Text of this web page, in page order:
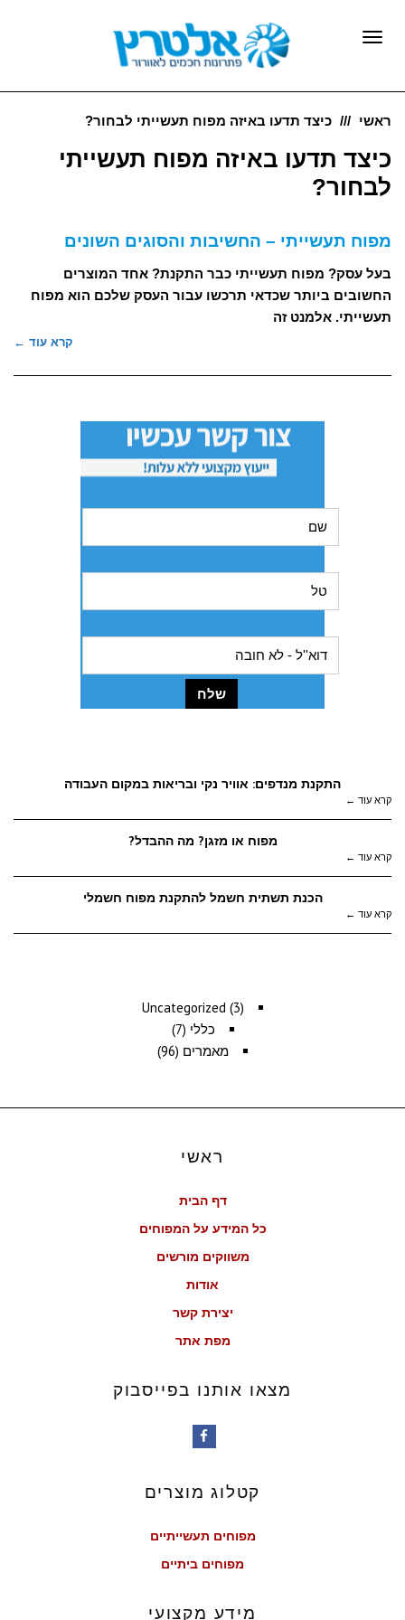
תפריט
ראשי כיצד תדעו באיזה מפוח תעשייתי לבחור?
כיצד תדעו באיזה מפוח תעשייתי
לבחור?
מפוח תעשייתי – החשיבות והסוגים השונים
בעל עסק? מפוח תעשייתי כבר התקנת? אחד המוצרים
החשובים ביותר שכדאי תרכשו עבור העסק שלכם הוא מפוח
תעשייתי. אלמנט זה
קרא עוד ←
התקנת מנדפים: אוויר נקי ובריאות במקום העבודה
קרא עוד ←
מפוח או מזגן? מה ההבדל?
קרא עוד ←
הכנת תשתית חשמל להתקנת מפוח חשמלי
קרא עוד ←
Uncategorized (3)
כללי (7)
מאמרים (96)
ראשי
דף הבית
כל המידע על המפוחים
משווקים מורשים
אודות
יצירת קשר
מפת אתר
מצאו אותנו בפייסבוק
קטלוג מוצרים
מפוחים תעשייתיים
מפוחים ביתיים
מידע מקצועי